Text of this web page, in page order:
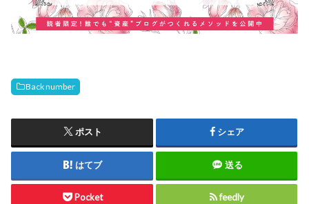
Back number
ポスト シェア
はてブ 送る
Pocket feedly